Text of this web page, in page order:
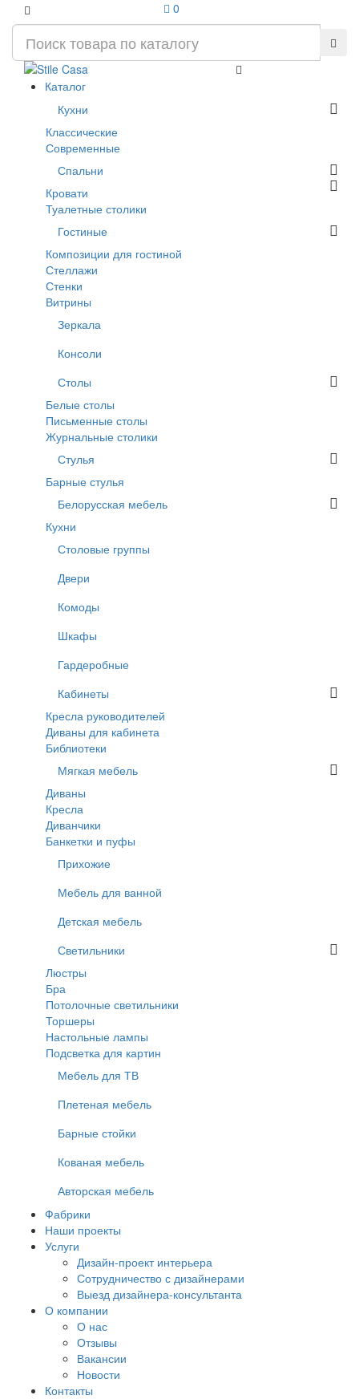
0
Каталог
Кухни
Классические
Современные
Спальни
Кровати
Туалетные столики
Гостиные
Композиции для гостиной
Стеллажи
Стенки
Витрины
Зеркала
Консоли
Столы
Белые столы
Письменные столы
Журнальные столики
Стулья
Барные стулья
Белорусская мебель
Кухни
Столовые группы
Двери
Комоды
Шкафы
Гардеробные
Кабинеты
Кресла руководителей
Диваны для кабинета
Библиотеки
Мягкая мебель
Диваны
Кресла
Диванчики
Банкетки и пуфы
Прихожие
Мебель для ванной
Детская мебель
Светильники
Люстры
Бра
Потолочные светильники
Торшеры
Настольные лампы
Подсветка для картин
Мебель для ТВ
Плетеная мебель
Барные стойки
Кованая мебель
Авторская мебель
Фабрики
Наши проекты
Услуги
Дизайн-проект интерьера
Сотрудничество с дизайнерами
Выезд дизайнера-консультанта
О компании
О нас
Отзывы
Вакансии
Новости
Контакты